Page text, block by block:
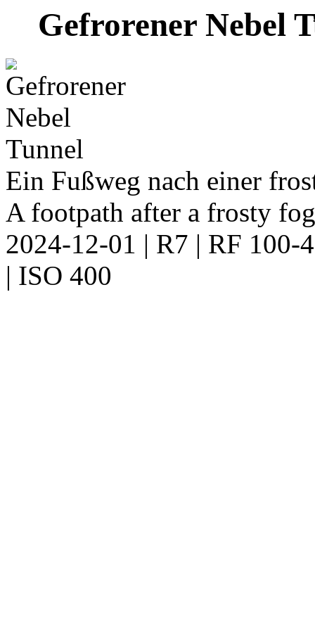
Gefrorener Nebel
Ein Fußweg nach einer
A footpath after a frosty
2024-12-01 | R7 | RF 100-
| ISO 400